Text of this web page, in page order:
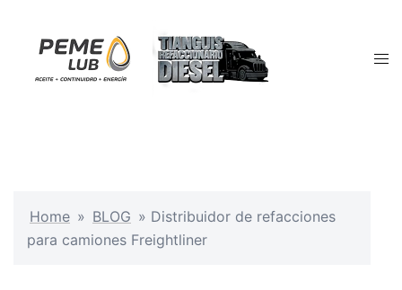
contenido
Home » BLOG » Distribuidor de refacciones
para camiones Freightliner